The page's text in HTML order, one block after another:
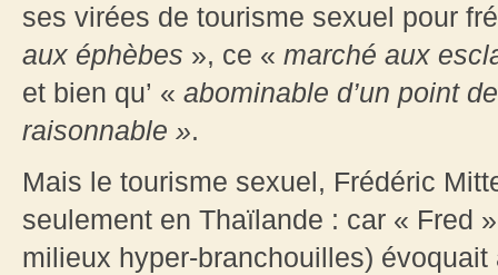
ses virées de tourisme sexuel pour
aux éphèbes », ce « marché aux
et bien qu’ « abominable d’un point
raisonnable ».
Mais le tourisme sexuel, Frédéric
seulement en Thaïlande : car « Fred
milieux hyper-branchouilles)